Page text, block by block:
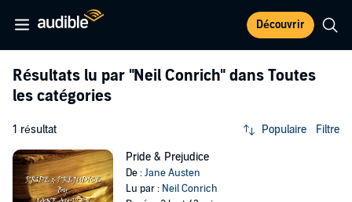
Découvrir
Résultats lu par "Neil Conrich" dans Toutes
les catégories
1 résultat Populaire Filtre
Pride & Prejudice
De :Jane Austen
Lu par : Neil Conrich